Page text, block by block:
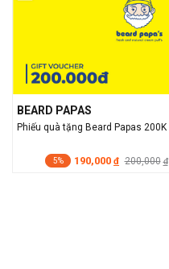
BEARD PAPAS
Phiếu quà tặng Beard Papas 200K
5% 190,000 đ 200,000 đ